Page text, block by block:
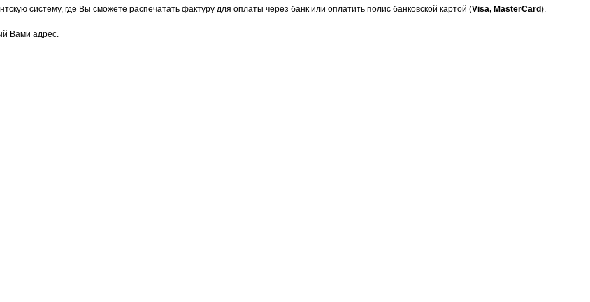
систему, где Вы сможете распечатать фактуру для оплаты через банк или оплатить полис банковской картой (Visa, MasterCard).
Вами адрес.